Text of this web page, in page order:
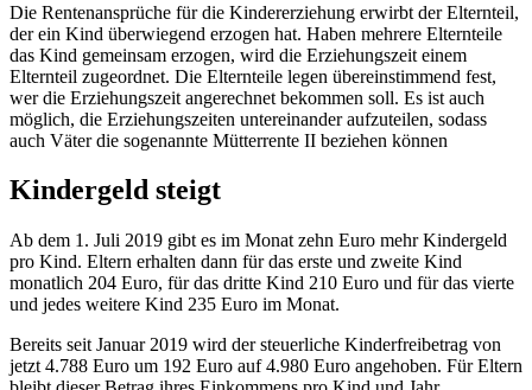
Die Rentenansprüche für die Kindererziehung erwirbt der Elternteil,
der ein Kind überwiegend erzogen hat. Haben mehrere Elternteile
das Kind gemeinsam erzogen, wird die Erziehungszeit einem
Elternteil zugeordnet. Die Elternteile legen übereinstimmend fest,
wer die Erziehungszeit angerechnet bekommen soll. Es ist auch
möglich, die Erziehungszeiten untereinander aufzuteilen, sodass
auch Väter die sogenannte Mütterrente II beziehen können
Kindergeld steigt
Ab dem 1. Juli 2019 gibt es im Monat zehn Euro mehr Kindergeld
pro Kind. Eltern erhalten dann für das erste und zweite Kind
monatlich 204 Euro, für das dritte Kind 210 Euro und für das vierte
und jedes weitere Kind 235 Euro im Monat.
Bereits seit Januar 2019 wird der steuerliche Kinderfreibetrag von
jetzt 4.788 Euro um 192 Euro auf 4.980 Euro angehoben. Für Eltern